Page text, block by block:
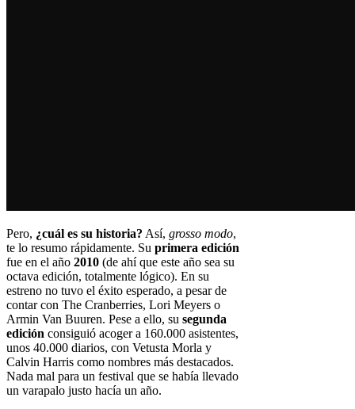
Pero, ¿cuál es su historia? Así, grosso modo,
te lo resumo rápidamente. Su primera edición
fue en el año 2010 (de ahí que este año sea su
octava edición, totalmente lógico). En su
estreno no tuvo el éxito esperado, a pesar de
contar con The Cranberries, Lori Meyers o
Armin Van Buuren. Pese a ello, su segunda
edición consiguió acoger a 160.000 asistentes,
unos 40.000 diarios, con Vetusta Morla y
Calvin Harris como nombres más destacados.
Nada mal para un festival que se había llevado
un varapalo justo hacía un año.